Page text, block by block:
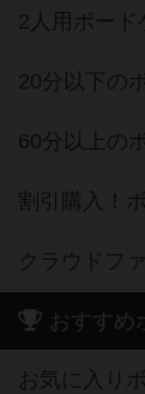
2人用ボード
20分以下の
60分以上の
割引購入！
クラウドフ
おすすめ
お気に入り